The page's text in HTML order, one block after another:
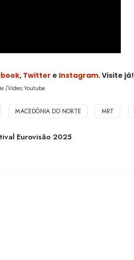
, Twitter e Instagram. Visite já!
/Vídeo: Youtube
MACEDÓNIA DO NORTE MRT
Eurovisão 2025